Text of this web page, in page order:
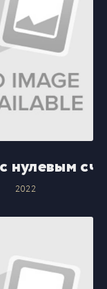
битвы
нулевым
2022